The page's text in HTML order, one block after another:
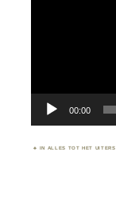
00:00
IN ALLES TOT HET